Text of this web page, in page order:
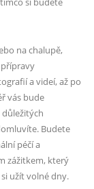
na chalupě,
a videí, až po
vás bude
Budete
péčí a
zážitkem, který
užít volné dny.